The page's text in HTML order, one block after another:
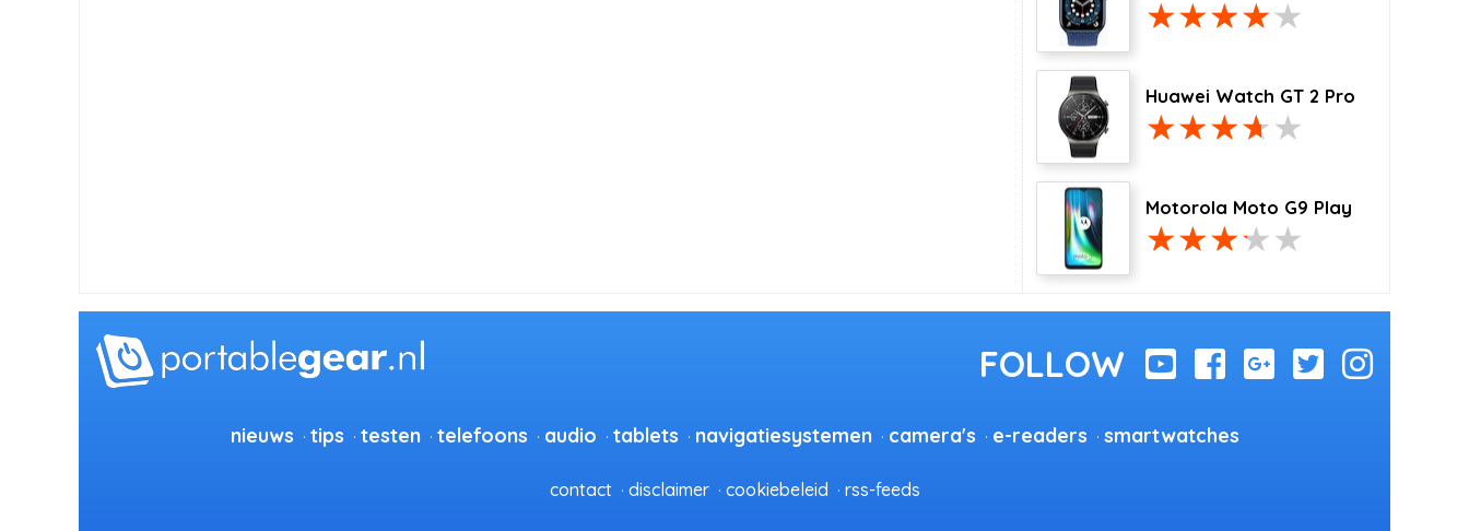
Huawei Watch GT 2 Pro
Motorola Moto G9 Play
nieuws tips testen telefoons audio tablets navigatiesystemen camera's e-readers smartwatches
contact disclaimer cookiebeleid rss-feeds